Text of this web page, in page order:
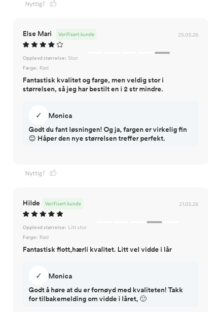
Nyttig?
Else Mari 25.05.26
Verifisert kunde
Opplevd størrelse: Stor
Farge: Rød
Fantastisk kvalitet og farge, men veldig stor i
størrelsen, så jeg har bestilt en i 2 str mindre.
✓
Monica
Godt du fant løsningen! Og ja, fargen er virkelig fin
😊 Håper den nye størrelsen treffer perfekt.
Nyttig?
Hilde 21.05.26
Verifisert kunde
Opplevd størrelse: Litt stor
Farge: Rød
Fantastisk flott,hærli kvalitet. Litt vel vidde i lår
✓
Monica
Godt å høre at du er fornøyd med kvaliteten! Takk
for tilbakemelding om vidde i låret, 🙂